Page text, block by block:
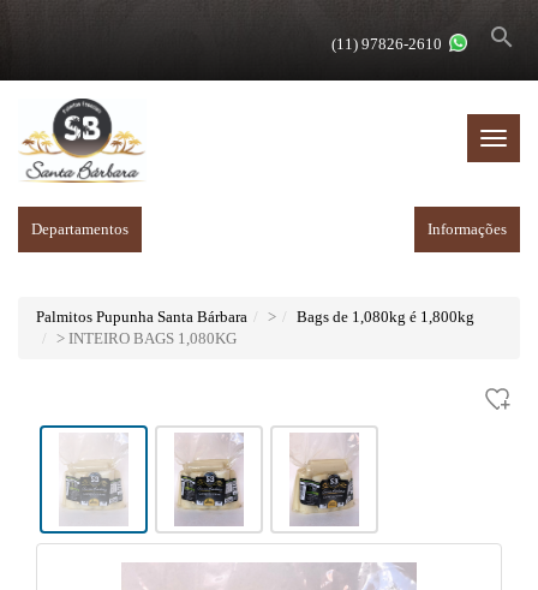
search
(11) 97826-2610
Menu
Departamentos Informações
Palmitos Pupunha Santa Bárbara >
Bags de 1,080kg é 1,800kg
> INTEIRO BAGS 1,080KG